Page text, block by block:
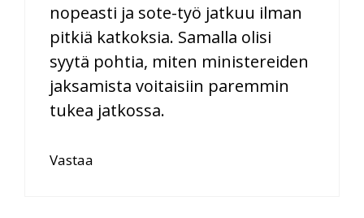
nopeasti ja sote-työ jatkuu ilman
pitkiä katkoksia. Samalla olisi
syytä pohtia, miten ministereiden
jaksamista voitaisiin paremmin
tukea jatkossa.
Vastaa